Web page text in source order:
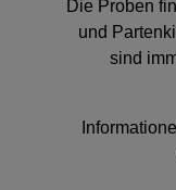
Die Proben
und
sind